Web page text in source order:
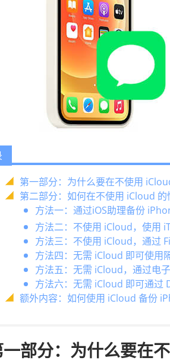
第一部分：为什么要在不使用
第二部分：如何在不使用 iCloud
方法一：通过iOS助理备份
方法二：不使用 iCloud，使用
方法三：不使用 iCloud，通过
方法四：无需 iCloud 即可使用
方法五：无需 iCloud，通过电
方法六：无需 iCloud 即可通
额外内容：如何使用 iCloud 备份
部分：为什么要在